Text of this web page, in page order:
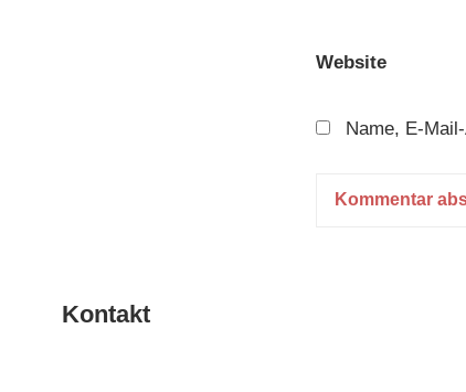
Website
Name, E-
Kontakt